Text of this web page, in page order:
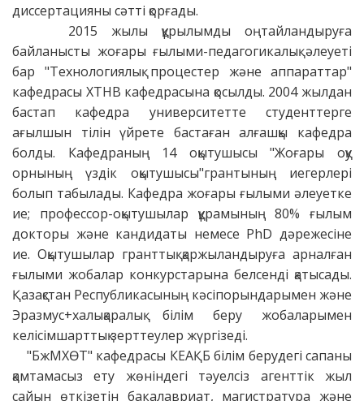
диссертацияны сәтті қорғады.
2015 жылы құрылымды оңтайландыруға
байланысты жоғары ғылыми-педагогикалық әлеуеті
бар "Технологиялық процестер және аппараттар"
кафедрасы ХТНВ кафедрасына қосылды. 2004 жылдан
бастап кафедра университетте студенттерге
ағылшын тілін үйрете бастаған алғашқы кафедра
болды. Кафедраның 14 оқытушысы "Жоғары оқу
орнының үздік оқытушысы"грантының иегерлері
болып табылады. Кафедра жоғары ғылыми әлеуетке
ие; профессор-оқытушылар құрамының 80% ғылым
докторы және кандидаты немесе PhD дәрежесіне
ие. Оқытушылар гранттық қаржыландыруға арналған
ғылыми жобалар конкурстарына белсенді қатысады.
Қазақстан Республикасының кәсіпорындарымен және
Эразмус+халықаралық білім беру жобаларымен
келісімшарттық зерттеулер жүргізеді.
"БжМХӨТ" кафедрасы КЕАҚБ білім берудегі сапаны
қамтамасыз ету жөніндегі тәуелсіз агенттік жыл
сайын өткізетін бакалавриат, магистратура және